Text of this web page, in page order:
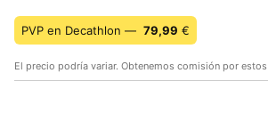
PVP en Decathlon — 79,99 €
El precio podría variar. Obtenemos comisión por estos